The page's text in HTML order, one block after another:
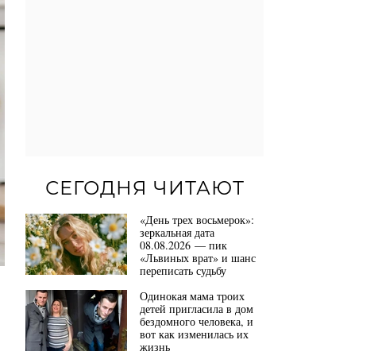
СЕГОДНЯ ЧИТАЮТ
«День трех восьмерок»:
зеркальная дата
08.08.2026 — пик
«Львиных врат» и шанс
переписать судьбу
Одинокая мама троих
детей пригласила в дом
бездомного человека, и
вот как изменилась их
жизнь